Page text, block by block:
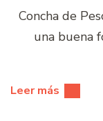
Concha de
una buena
Leer más